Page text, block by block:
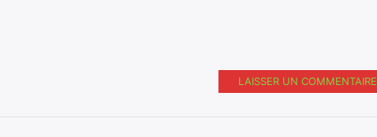
LAISSER UN COMMENTAIRE